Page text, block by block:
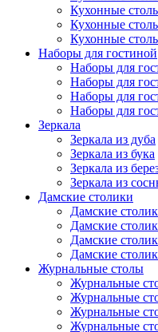
Кухонные
Кухонные
Кухонные
Наборы для гостиной
Наборы для
Наборы для
Наборы для
Наборы для
Зеркала
Зеркала из дуба
Зеркала из бука
Зеркала из
Зеркала из
Дамские столики
Дамские
Дамские
Дамские
Дамские
Журнальные столы
Журнальные
Журнальные
Журнальные
Журнальные